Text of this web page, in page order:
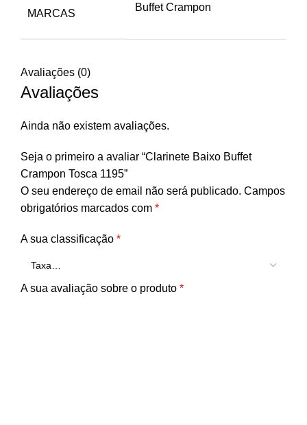
MARCAS
Buffet Crampon
Avaliações (0)
Avaliações
Ainda não existem avaliações.
Seja o primeiro a avaliar “Clarinete Baixo Buffet
Crampon Tosca 1195”
O seu endereço de email não será publicado. Campos
obrigatórios marcados com *
A sua classificação *
A sua avaliação sobre o produto *